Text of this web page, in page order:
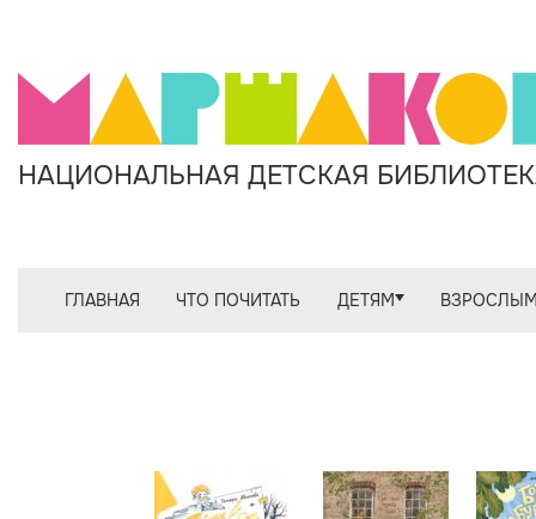
НАЦИОНАЛЬНАЯ ДЕТСКАЯ
ГЛАВНАЯ ЧТО ПОЧИТАТЬ ДЕТЯМ